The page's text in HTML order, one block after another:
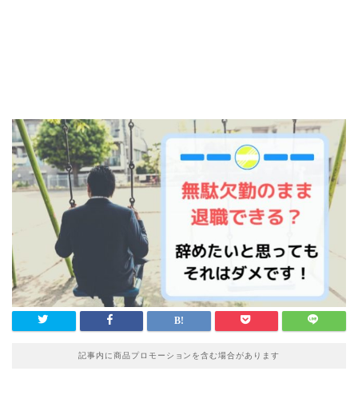
記事内に商品プロモーションを含む場合があります